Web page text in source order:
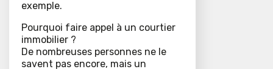
exemple.
Pourquoi faire appel à un courtier
immobilier ?
De nombreuses personnes ne le
savent pas encore, mais un